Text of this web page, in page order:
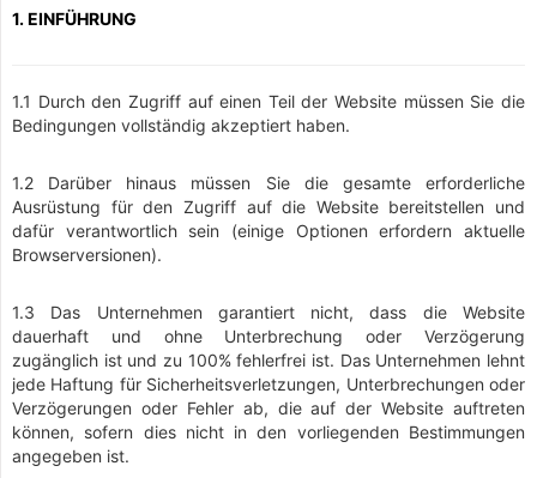
1. EINFÜHRUNG
1.1 Durch den Zugriff auf einen Teil der Website müssen Sie die
Bedingungen vollständig akzeptiert haben.
1.2 Darüber hinaus müssen Sie die gesamte erforderliche
Ausrüstung für den Zugriff auf die Website bereitstellen und
dafür verantwortlich sein (einige Optionen erfordern aktuelle
Browserversionen).
1.3 Das Unternehmen garantiert nicht, dass die Website
dauerhaft und ohne Unterbrechung oder Verzögerung
zugänglich ist und zu 100% fehlerfrei ist. Das Unternehmen lehnt
jede Haftung für Sicherheitsverletzungen, Unterbrechungen oder
Verzögerungen oder Fehler ab, die auf der Website auftreten
können, sofern dies nicht in den vorliegenden Bestimmungen
angegeben ist.